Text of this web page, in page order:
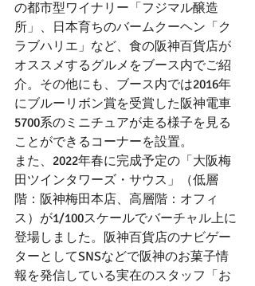
の都市型ワイナリー「フジマル醸造
所」、日本育ちのバームクーヘン「ク
ラブハリエ」など、食の阪神百貨店が
オススメするグルメをブース内でご紹
介。その他にも、ブース内では2016年
にブルーリボン賞を受賞した阪神電車
5700系のミニチュアが走る様子を見る
ことができるコーナーを設置。
また、2022年春に完成予定の「大阪梅
田ツインタワーズ・サウス」（低層
階：阪神梅田本店、高層階：オフィ
ス）が1/100スケールでバーチャル上に
登場しました。阪神百貨店のナビゲー
ターとしてSNSなどで阪神のお菓子情
報を発信している実在のスタッフ「お